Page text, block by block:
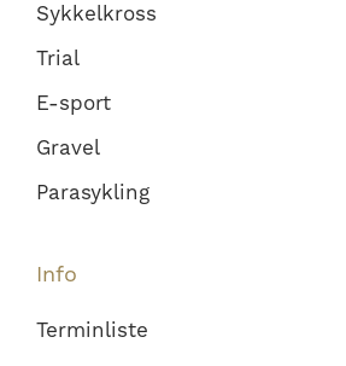
Sykkelkross
Trial
E-sport
Gravel
Parasykling
Info
Terminliste